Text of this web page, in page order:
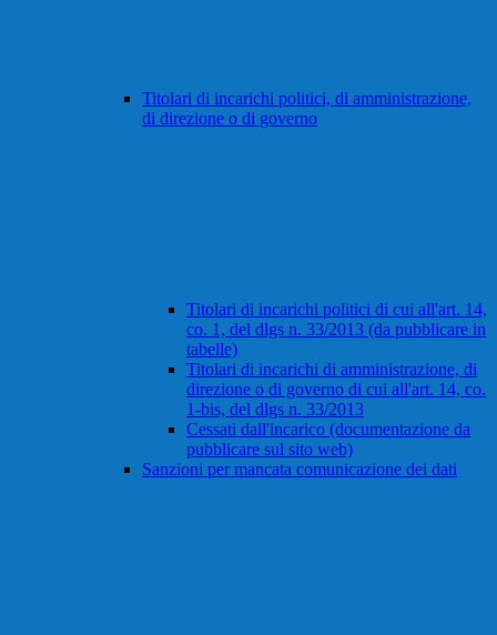
Titolari di incarichi politici, di amministrazione,
di direzione o di governo
Titolari di incarichi politici di cui all'art. 14,
co. 1, del dlgs n. 33/2013 (da pubblicare in
tabelle)
Titolari di incarichi di amministrazione, di
direzione o di governo di cui all'art. 14, co.
1-bis, del dlgs n. 33/2013
Cessati dall'incarico (documentazione da
pubblicare sul sito web)
Sanzioni per mancata comunicazione dei dati